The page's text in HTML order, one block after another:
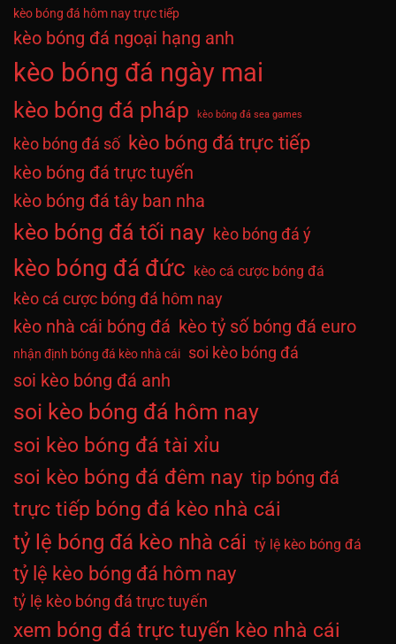
kèo bóng đá hôm nay trực tiếp
kèo bóng đá ngoại hạng anh
kèo bóng đá ngày mai
kèo bóng đá pháp kèo bóng đá sea games
kèo bóng đá số kèo bóng đá trực tiếp
kèo bóng đá trực tuyến
kèo bóng đá tây ban nha
kèo bóng đá tối nay kèo bóng đá ý
kèo bóng đá đức kèo cá cược bóng đá
kèo cá cược bóng đá hôm nay
kèo nhà cái bóng đá kèo tỷ số bóng đá euro
nhận định bóng đá kèo nhà cái soi kèo bóng đá
soi kèo bóng đá anh
soi kèo bóng đá hôm nay
soi kèo bóng đá tài xỉu
soi kèo bóng đá đêm nay tip bóng đá
trực tiếp bóng đá kèo nhà cái
tỷ lệ bóng đá kèo nhà cái tỷ lệ kèo bóng đá
tỷ lệ kèo bóng đá hôm nay
tỷ lệ kèo bóng đá trực tuyến
xem bóng đá trực tuyến kèo nhà cái